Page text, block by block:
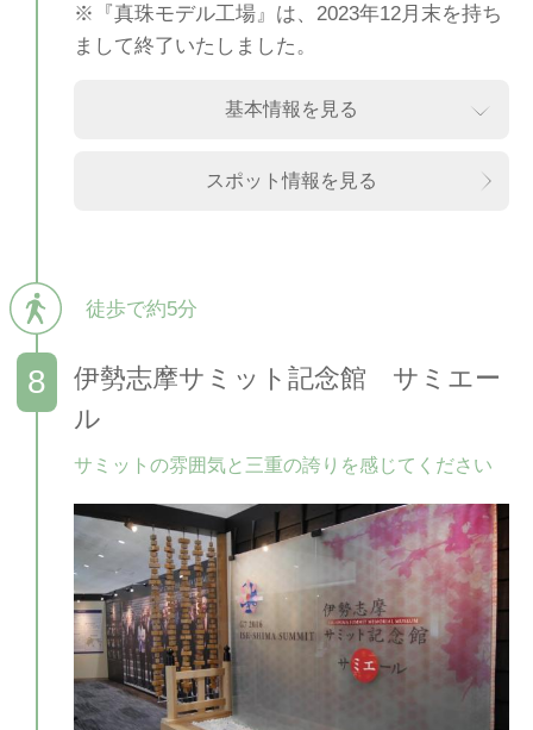
※『真珠モデル工場』は、2023年12月末を持ち
まして終了いたしました。
基本情報を見る
スポット情報を見る
徒歩で約5分
伊勢志摩サミット記念館 サミエー
ル
サミットの雰囲気と三重の誇りを感じてください